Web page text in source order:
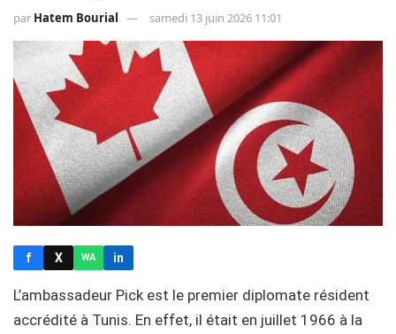
par Hatem Bourial samedi 13 juin 2026 11:01
f X WA in
L’ambassadeur Pick est le premier diplomate résident
accrédité à Tunis. En effet, il était en juillet 1966 à la